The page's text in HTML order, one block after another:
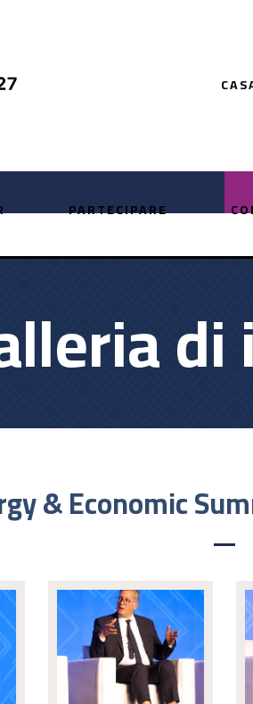
PARTECIPARE
& Economic